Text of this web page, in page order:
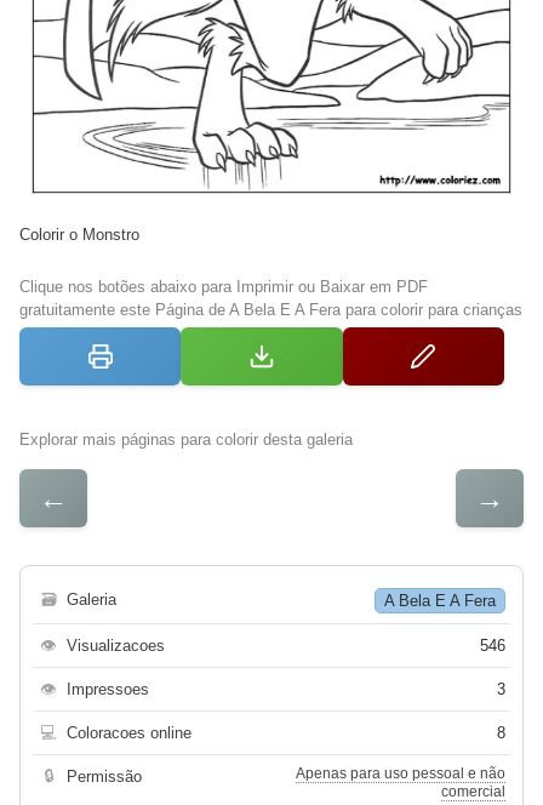
Colorir o Monstro
Clique nos botões abaixo para Imprimir ou Baixar em PDF
gratuitamente este Página de A Bela E A Fera para colorir para crianças
Explorar mais páginas para colorir desta galeria
← →
🗃 Galeria A Bela E A Fera
👁 Visualizacoes 546
👁 Impressoes 3
💻 Coloracoes online 8
🔒 Permissão
Apenas para uso pessoal e não
comercial